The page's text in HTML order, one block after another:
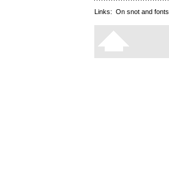
Links: On snot and fonts